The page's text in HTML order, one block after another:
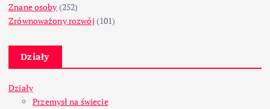
Znane osoby (252)
Zrównoważony rozwój (101)
Działy
Działy
Przemysł na świecie